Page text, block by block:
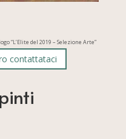
“L’Elite del 2019 – Selezione Arte”
contattataci